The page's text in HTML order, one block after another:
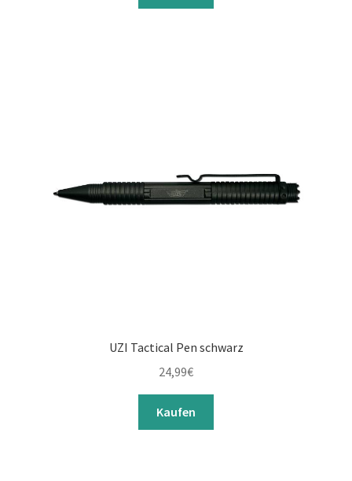
UZI Tactical Pen schwarz
24,99€
Kaufen